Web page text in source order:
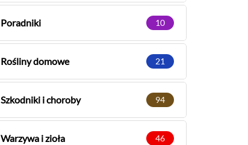
Poradniki 10
Rośliny domowe 21
Szkodniki i choroby 94
Warzywa i zioła 46